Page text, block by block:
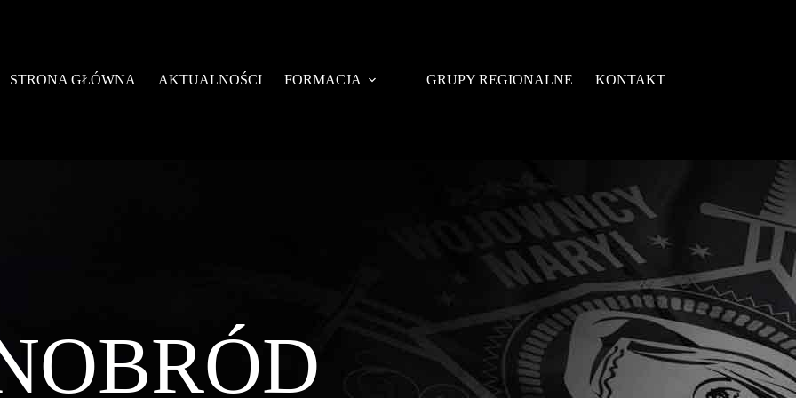
STRONA GŁÓWNA AKTUALNOŚCI FORMACJA GRUPY REGIONALNE KONTAKT